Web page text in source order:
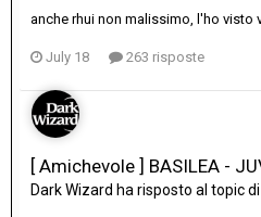
anche rhui non malissimo, l'ho visto
July 18 263 risposte
[ Amichevole ] BASILEA -
Dark Wizard ha risposto al topic di